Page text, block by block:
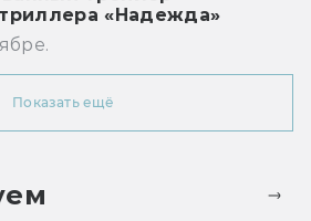
«Надежда»
Показать ещё